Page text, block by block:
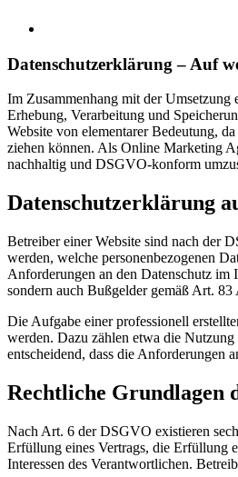
Datenschutzerklärung – Auf
Im Zusammenhang mit der Umsetzung
Erhebung, Verarbeitung und
Website von elementarer Bedeutung,
ziehen können. Als Online Marketing
nachhaltig und DSGVO-konform
Datenschutzerklärung
Betreiber einer Website sind nach der
werden, welche personenbezogenen
Anforderungen an den Datenschutz im
sondern auch Bußgelder gemäß Art.
Die Aufgabe einer professionell
werden. Dazu zählen etwa die
entscheidend, dass die Anforderungen
Rechtliche Grundlagen
Nach Art. 6 der DSGVO existieren
Erfüllung eines Vertrags, die Erfüllung
Interessen des Verantwortlichen.